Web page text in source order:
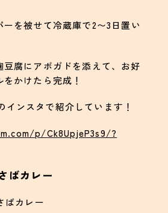
を被せて冷蔵庫で2〜3日置い
腐にアボガドを添えて、お好
かけたら完成！
インスタで紹介しています！
p/Ck8UpjeP3s9/?
ばカレー